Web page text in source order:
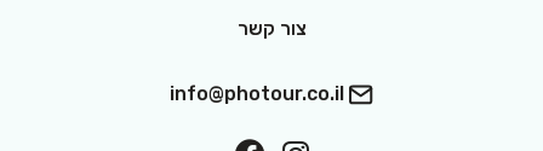
צור קשר
info@photour.co.il